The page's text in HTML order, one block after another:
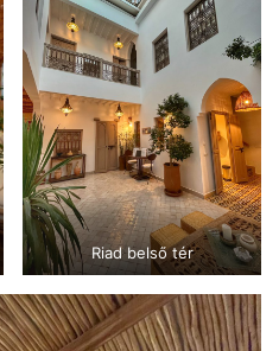
Riad belső tér